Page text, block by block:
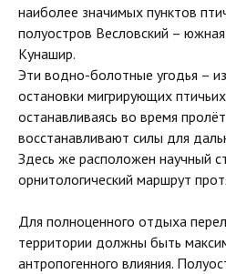
наиболее значимых пунктов
полуостров Весловский –
Кунашир.
Эти водно-болотные угодья –
остановки мигрирующих
останавливаясь во время
восстанавливают силы для
Здесь же расположен научный
орнитологический маршрут
Для полноценного отдыха
территории должны быть
антропогенного влияния.